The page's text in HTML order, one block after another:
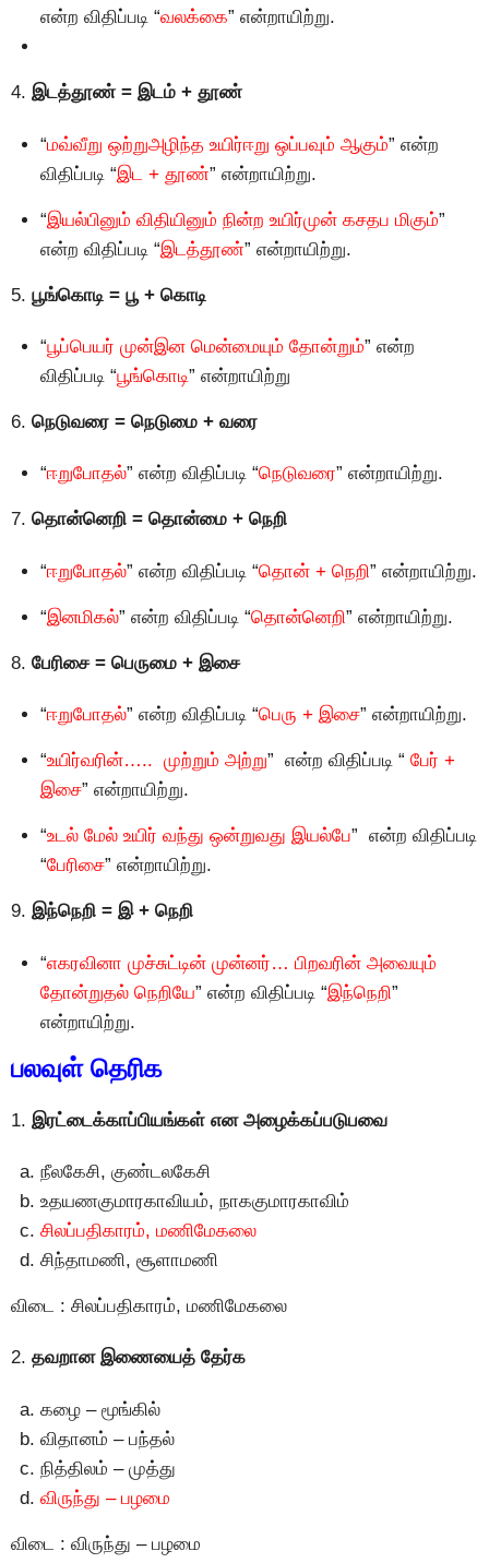
என்ற விதிப்படி “வலக்கை” என்றாயிற்று.
4. இடத்தூண் = இடம் + தூண்
“மவ்வீறு ஒற்றுஅழிந்த உயிர்ஈறு ஒப்பவும் ஆகும்” என்ற
விதிப்படி “இட + தூண்” என்றாயிற்று.
“இயல்பினும் விதியினும் நின்ற உயிர்முன் கசதப மிகும்”
என்ற விதிப்படி “இடத்தூண்” என்றாயிற்று.
5. பூங்கொடி = பூ + கொடி
“பூப்பெயர் முன்இன மென்மையும் தோன்றும்” என்ற
விதிப்படி “பூங்கொடி” என்றாயிற்று
6. நெடுவரை = நெடுமை + வரை
“ஈறுபோதல்” என்ற விதிப்படி “நெடுவரை” என்றாயிற்று.
7. தொன்னெறி = தொன்மை + நெறி
“ஈறுபோதல்” என்ற விதிப்படி “தொன் + நெறி” என்றாயிற்று.
“இனமிகல்” என்ற விதிப்படி “தொன்னெறி” என்றாயிற்று.
8. பேரிசை = பெருமை + இசை
“ஈறுபோதல்” என்ற விதிப்படி “பெரு + இசை” என்றாயிற்று.
“உயிர்வரின்….. முற்றும் அற்று” என்ற விதிப்படி “ பேர் +
இசை” என்றாயிற்று.
“உடல் மேல் உயிர் வந்து ஒன்றுவது இயல்பே” என்ற விதிப்படி
“பேரிசை” என்றாயிற்று.
9. இந்நெறி = இ + நெறி
“எகரவினா முச்சுட்டின் முன்னர்… பிறவரின் அவையும்
தோன்றுதல் நெறியே” என்ற விதிப்படி “இந்நெறி”
என்றாயிற்று.
பலவுள் தெரிக
1. இரட்டைக்காப்பியங்கள் என அழைக்கப்படுபவை
நீலகேசி, குண்டலகேசி
உதயணகுமாரகாவியம், நாககுமாரகாவிம்
சிலப்பதிகாரம், மணிமேகலை
சிந்தாமணி, சூளாமணி
விடை : சிலப்பதிகாரம், மணிமேகலை
2. தவறான இணையைத் தேர்க
கழை – மூங்கில்
விதானம் – பந்தல்
நித்திலம் – முத்து
விருந்து – பழமை
விடை : விருந்து – பழமை